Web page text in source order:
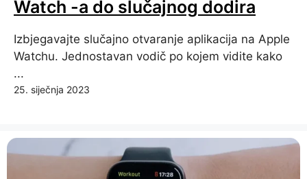
Watch -a do slučajnog dodira
Izbjegavajte slučajno otvaranje aplikacija na Apple
Watchu. Jednostavan vodič po kojem vidite kako
...
25. siječnja 2023